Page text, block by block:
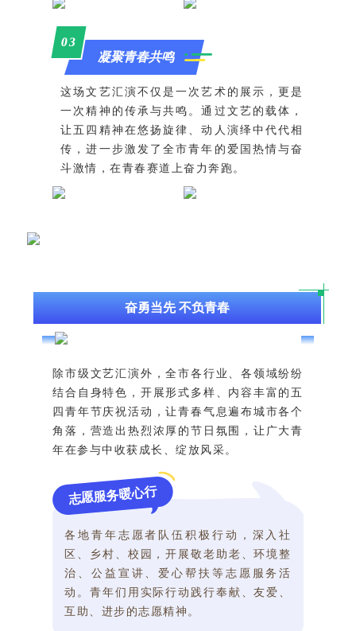
03
凝聚青春共鸣
这场文艺汇演不仅是一次艺术的展示，更是
一次精神的传承与共鸣。通过文艺的载体，
让五四精神在悠扬旋律、动人演绎中代代相
传，进一步激发了全市青年的爱国热情与奋
斗激情，在青春赛道上奋力奔跑。
奋勇当先 不负青春
除市级文艺汇演外，全市各行业、各领域纷纷
结合自身特色，开展形式多样、内容丰富的五
四青年节庆祝活动，让青春气息遍布城市各个
角落，营造出热烈浓厚的节日氛围，让广大青
年在参与中收获成长、绽放风采。
志愿服务暖心行
各地青年志愿者队伍积极行动，深入社
区、乡村、校园，开展敬老助老、环境整
治、公益宣讲、爱心帮扶等志愿服务活
动。青年们用实际行动践行奉献、友爱、
互助、进步的志愿精神。